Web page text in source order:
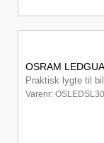
OSRAM
Praktisk lygte til
Varenr: